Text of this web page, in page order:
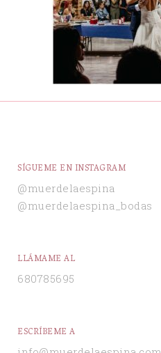
SÍGUEME EN INSTAGRAM
@muerdelaespina
@muerdelaespina_bodas
LLÁMAME AL
680785695
ESCRÍBEME A